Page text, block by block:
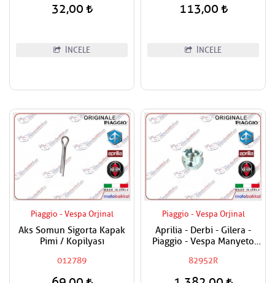
32,00
İNCELE
113,00
İNCELE
Piaggio - Vespa Orjinal
Aks Somun Sigorta Kapak
Pimi / Kopilyası
012789
Piaggio - Vespa Orjinal
Aprilia - Derbi - Gilera -
Piaggio - Vespa Manyeto
82952R